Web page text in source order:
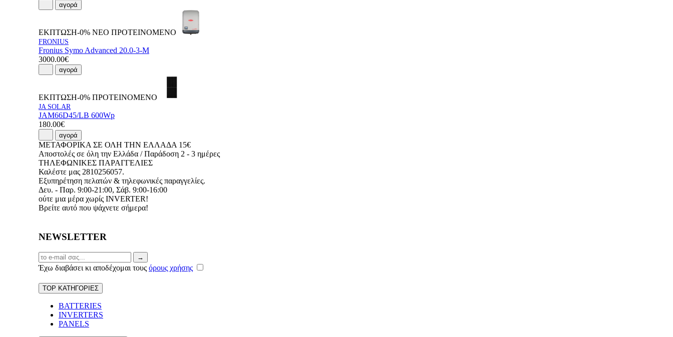
αγορά
ΕΚΠΤΩΣΗ-0% ΝΕΟ ΠΡΟΤΕΙΝΟΜΕΝΟ
FRONIUS
Fronius Symo Advanced 20.0-3-M
3000.00€
αγορά
ΕΚΠΤΩΣΗ-0% ΠΡΟΤΕΙΝΟΜΕΝΟ
JA SOLAR
JAM66D45/LB 600Wp
180.00€
αγορά
ΜΕΤΑΦΟΡΙΚΑ ΣΕ ΟΛΗ ΤΗΝ ΕΛΛΑΔΑ 15€
Αποστολές σε όλη την Ελλάδα / Παράδοση 2 - 3 ημέρες
ΤΗΛΕΦΩΝΙΚΕΣ ΠΑΡΑΓΓΕΛΙΕΣ
Καλέστε μας 2810256057.
Εξυπηρέτηση πελατών & τηλεφωνικές παραγγελίες.
Δευ. - Παρ. 9:00-21:00, Σάβ. 9:00-16:00
ούτε μια μέρα χωρίς INVERTER!
Βρείτε αυτό που ψάχνετε σήμερα!
NEWSLETTER
Email →
Έχω διαβάσει κι αποδέχομαι τους όρους χρήσης
TOP ΚΑΤΗΓΟΡΙΕΣ
BATTERIES
INVERTERS
PANELS